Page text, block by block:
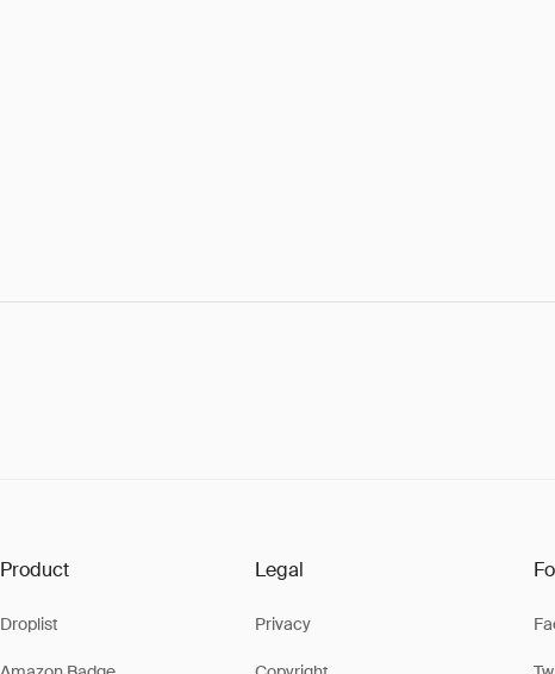
Product
Droplist
Legal
Privacy